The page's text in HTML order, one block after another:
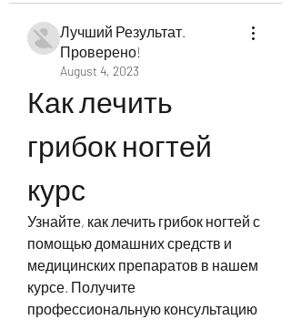
Лучший Результат.
Проверено!
August 4, 2023
Как лечить
грибок ногтей
курс
Узнайте, как лечить грибок ногтей с
помощью домашних средств и
медицинских препаратов в нашем
курсе. Получите
профессиональную консультацию